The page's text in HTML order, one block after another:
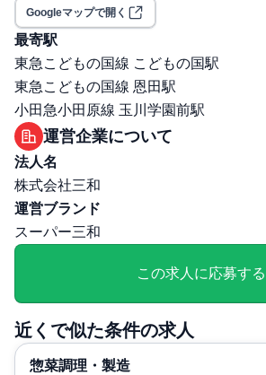
災保険）
職場環境・ルール
受動喫煙対策（喫煙ルール）: 敷地内全
選考プロセス
面接回数: 変動あり（選考により異なる
選考プロセス詳細: 対面
その他
給与・残業に関する補足: ◆残業代支給
代 (約20時間分/約7万円)
通勤・住居に関する補足: 男子寮があ
円・朝・晩の食事あり）。また社宅に
以上の既婚者が入居できます。
Googleマップで開く
最寄駅
東急こどもの国線 こどもの国駅
東急こどもの国線 恩田駅
小田急小田原線 玉川学園前駅
運営企業について
法人名
株式会社三和
運営ブランド
スーパー三和
この求人に応募する
近くで似た条件の求人
惣菜調理・製造